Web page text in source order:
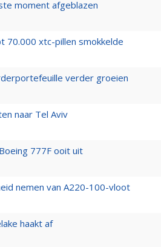
moment afgeblazen
70.000 xtc-pillen smokkelde
verder groeien
naar Tel Aviv
777F ooit uit
nemen van A220-100-vloot
haakt af